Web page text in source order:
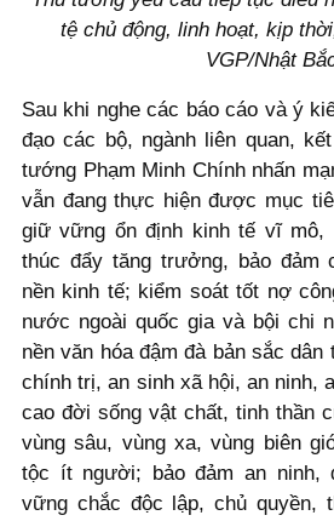
tệ chủ động, linh hoạt, kịp
VGP/Nhật
Sau khi nghe các báo cáo và ý
đạo các bộ, ngành liên quan,
tướng Phạm Minh Chính nhấn
vẫn đang thực hiện được mục
giữ vững ổn định kinh tế vĩ mô,
thúc đẩy tăng trưởng, bảo đảm
nền kinh tế; kiểm soát tốt nợ
nước ngoài quốc gia và bội chi
nền văn hóa đậm đà bản sắc dân
chính trị, an sinh xã hội, an ninh,
cao đời sống vật chất, tinh thần
vùng sâu, vùng xa, vùng biên
tộc ít người; bảo đảm an ninh,
vững chắc độc lập, chủ quyền,